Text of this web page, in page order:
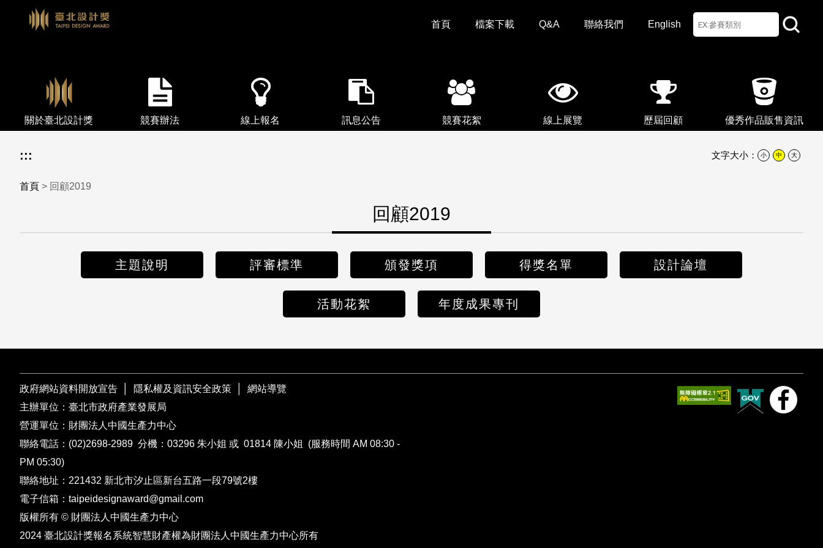
首頁 檔案下載 Q&A 聯絡我們 English
關於臺北設計獎 競賽辦法 線上報名 訊息公告 競賽花絮 線上展覽 歷屆回顧 優秀作品販售資訊
::: 文字大小： 小 中 大
首頁 > 回顧2019
回顧2019
主題說明 評審標準 頒發獎項 得獎名單 設計論壇
活動花絮 年度成果專刊
政府網站資料開放宣告 隱私權及資訊安全政策
網站導覽
主辦單位：臺北市政府產業發展局
營運單位：財團法人中國生產力中心
聯絡電話： (02)2698-2989 分機：03296 朱小姐 或 01814 陳小姐 (服務時間 AM 08:30 -
PM 05:30)
聯絡地址：221432 新北市汐止區新台五路一段79號2樓
電子信箱： taipeidesignaward@gmail.com
版權所有 © 財團法人中國生產力中心
2024 臺北設計獎報名系統智慧財產權為財團法人中國生產力中心所有